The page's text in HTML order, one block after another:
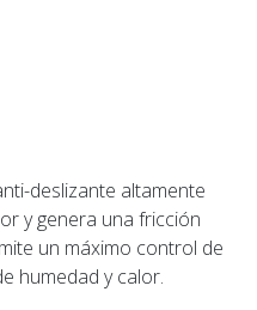
deslizante altamente
y genera una fricción
un máximo control de
humedad y calor.